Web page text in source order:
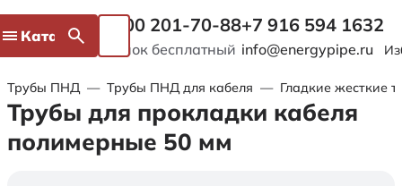
Каталог 8 800 201-70-88
Звонок бесплатный
+7 916 594 1632
info@energypipe.ru
Трубы ПНД — Трубы ПНД для кабеля — Гладкие жесткие
Трубы для прокладки кабеля
полимерные 50 мм